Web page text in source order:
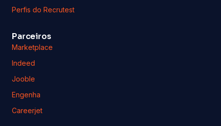
Perfis do Recrutest
Parceiros
Marketplace
Indeed
Jooble
Engenha
Careerjet